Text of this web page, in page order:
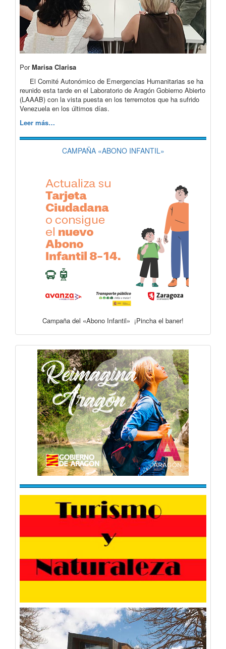
PorMarisa Clarisa
El Comité Autonómico de Emergencias Humanitarias se ha
reunido esta tarde en el Laboratorio de Aragón Gobierno Abierto
(LAAAB) con la vista puesta en los terremotos que ha sufrido
Venezuela en los últimos días.
Leer más…
CAMPAÑA «ABONO INFANTIL»
Campaña del «Abono Infantil» ¡Pincha el baner!